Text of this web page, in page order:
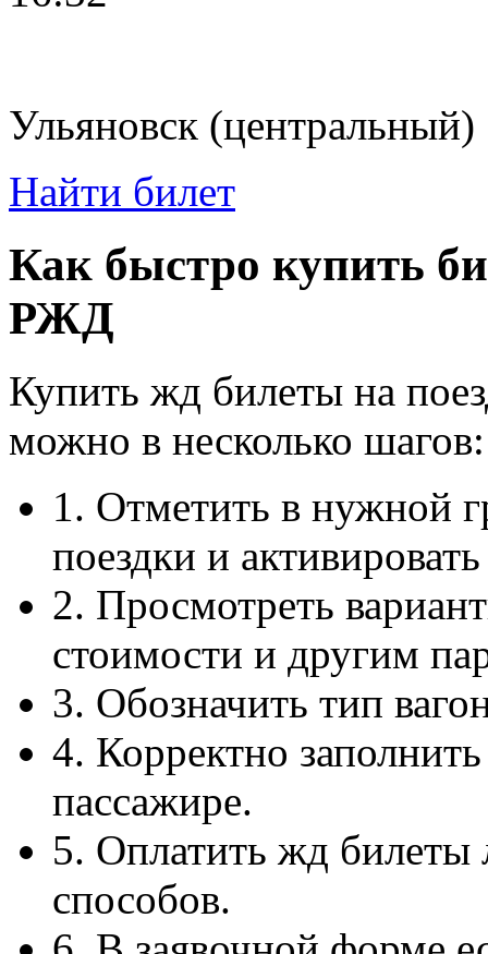
Ульяновск (центральный)
Найти билет
Как быстро купить
РЖД
Купить жд билеты на
можно в несколько шагов:
1. Отметить в нужной
поездки и
2. Просмотреть
стоимости и другим
3. Обозначить тип
4. Корректно
пассажире.
5. Оплатить жд
способов.